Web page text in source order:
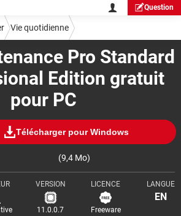
Question
Pro Standard
Edition gratuit
pour PC
Télécharger pour Windows
(9,4 Mo)
VERSION
11.0.0.7
LICENCE
Freeware
LANGUE
EN
Vie quotidienne